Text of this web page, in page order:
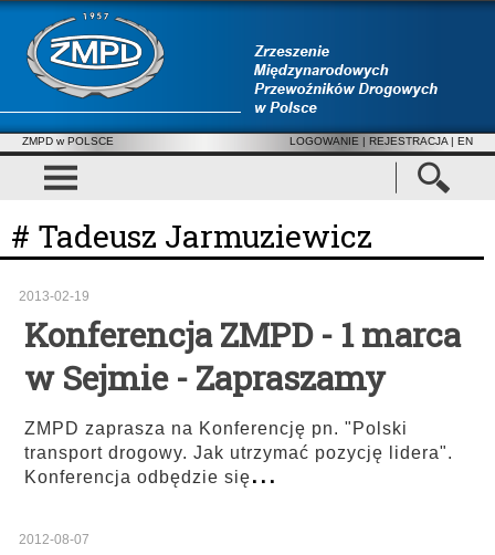
ZMPD w POLSCE LOGOWANIE | REJESTRACJA | EN
# Tadeusz Jarmuziewicz
2013-02-19
Konferencja ZMPD - 1 marca
w Sejmie - Zapraszamy
ZMPD zaprasza na Konferencję pn. "Polski
transport drogowy. Jak utrzymać pozycję lidera".
Konferencja odbędzie się...
2012-08-07